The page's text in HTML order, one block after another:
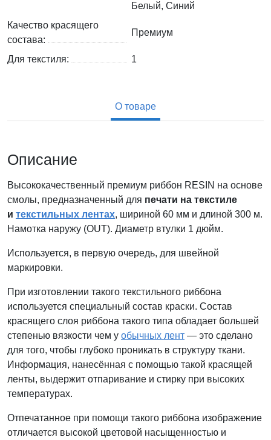
Белый, Синий
Качество красящего
состава:
Премиум
Для текстиля: 1
О товаре
Описание
Высококачественный премиум риббон RESIN на основе
смолы, предназначенный для печати на текстиле
и текстильных лентах, шириной 60 мм и длиной 300 м.
Намотка наружу (OUT). Диаметр втулки 1 дюйм.
Используется, в первую очередь, для швейной
маркировки.
При изготовлении такого текстильного риббона
используется специальный состав краски. Состав
красящего слоя риббона такого типа обладает большей
степенью вязкости чем у обычных лент — это сделано
для того, чтобы глубоко проникать в структуру ткани.
Информация, нанесённая с помощью такой красящей
ленты, выдержит отпаривание и стирку при высоких
температурах.
Отпечатанное при помощи такого риббона изображение
отличается высокой цветовой насыщенностью и